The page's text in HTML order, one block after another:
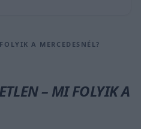
A MERCEDESNÉL?
– MI FOLYIK A